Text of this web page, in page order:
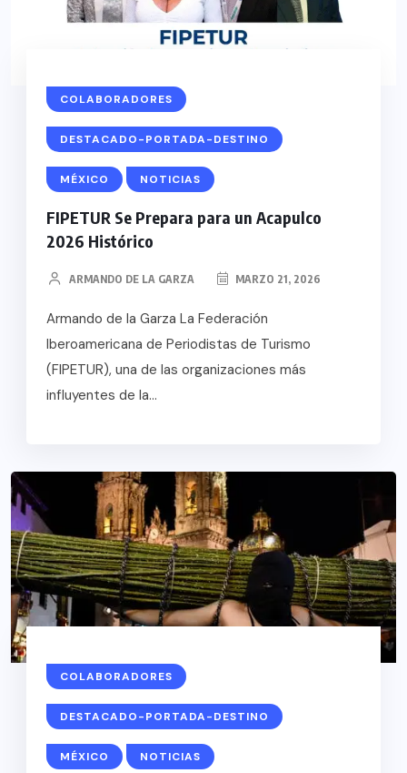
COLABORADORES
DESTACADO-PORTADA-DESTINO
MÉXICO NOTICIAS
FIPETUR Se Prepara para un Acapulco
2026 Histórico
ARMANDO DE LA GARZA MARZO 21, 2026
Armando de la Garza La Federación
Iberoamericana de Periodistas de Turismo
(FIPETUR), una de las organizaciones más
influyentes de la...
COLABORADORES
DESTACADO-PORTADA-DESTINO
MÉXICO NOTICIAS